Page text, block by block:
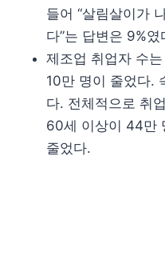
들어 “살림살이가
다”는 답변은 9%였
제조업 취업자 수
10만 명이 줄었다.
다. 전체적으로 취
60세 이상이 44만
줄었다.